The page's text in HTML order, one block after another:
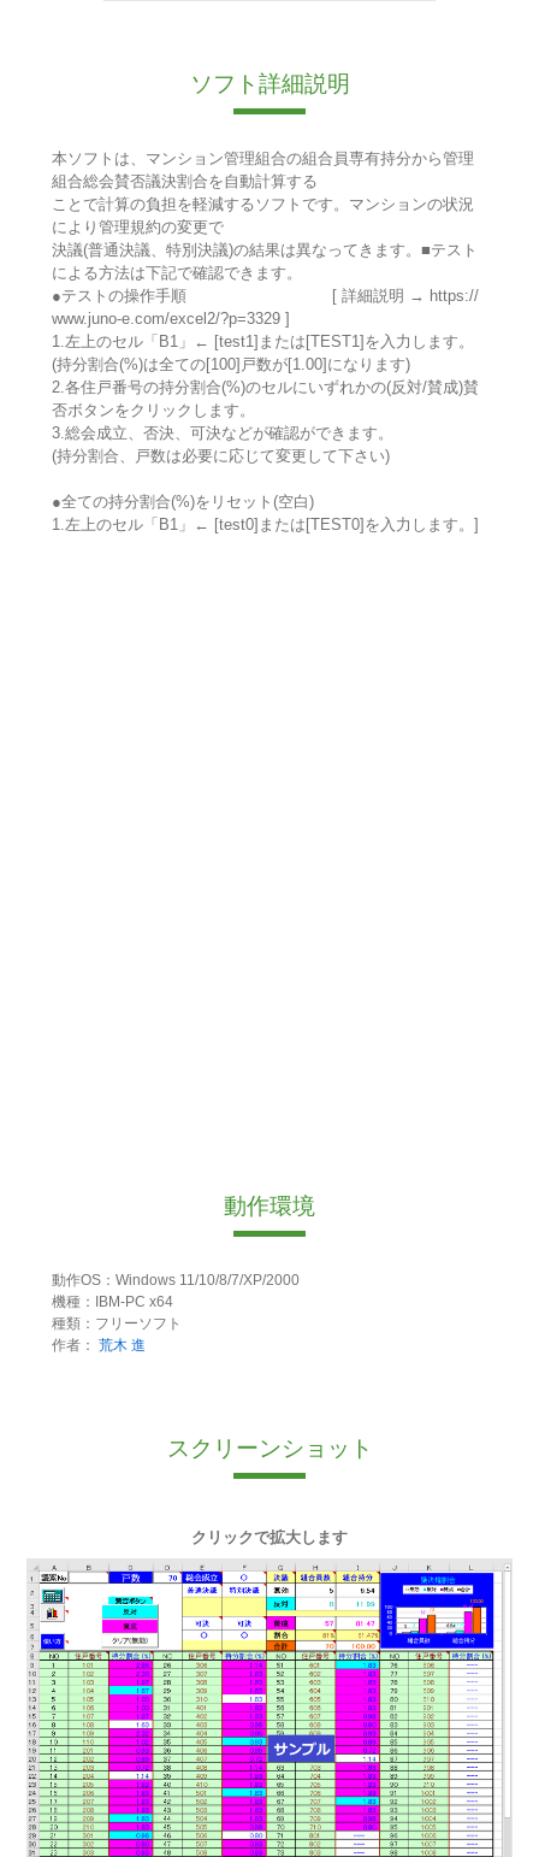
ソフト詳細説明
本ソフトは、マンション管理組合の組合員専有持分から管理
組合総会賛否議決割合を自動計算する
ことで計算の負担を軽減するソフトです。マンションの状況
により管理規約の変更で
決議(普通決議、特別決議)の結果は異なってきます。■テスト
による方法は下記で確認できます。
●テストの操作手順 [ 詳細説明 → https://
www.juno-e.com/excel2/?p=3329 ]
1.左上のセル「B1」← [test1]または[TEST1]を入力します。
(持分割合(%)は全ての[100]戸数が[1.00]になります)
2.各住戸番号の持分割合(%)のセルにいずれかの(反対/賛成)賛
否ボタンをクリックします。
3.総会成立、否決、可決などが確認ができます。
(持分割合、戸数は必要に応じて変更して下さい)
●全ての持分割合(%)をリセット(空白)
1.左上のセル「B1」← [test0]または[TEST0]を入力します。]
動作環境
動作OS：Windows 11/10/8/7/XP/2000
機種：IBM-PC x64
種類：フリーソフト
作者： 荒木 進
スクリーンショット
クリックで拡大します